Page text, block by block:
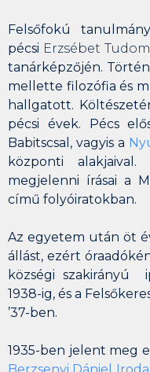
Felsőfokú
pécsi Erzsébet
tanárképzőjén.
mellette filozófia és
hallgatott.
pécsi évek. Pécs
Babitscsal, vagyis a
központi
megjelenni írásai a
című folyóiratokban.
Az egyetem után öt
állást, ezért
községi szakirányú
1938-ig, és a
’37-ben.
1935-ben jelent meg